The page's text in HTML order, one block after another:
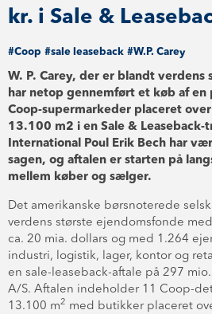
kr. i Sale &
#Coop #sale leaseback #W.P. Carey
W. P. Carey, der er blandt verdens
har netop gennemført et køb af en
Coop-supermarkeder placeret
13.100 m2 i en Sale & Leaseback-
International Poul Erik Bech har
sagen, og aftalen er starten på
mellem køber og sælger.
Det amerikanske børsnoterede
verdens største ejendomsfonde
ca. 20 mia. dollars og med 1.264
industri, logistik, lager, kontor og
en sale-leaseback-aftale på 297
A/S. Aftalen indeholder 11 Coop-
13.100 m2 med butikker placeret